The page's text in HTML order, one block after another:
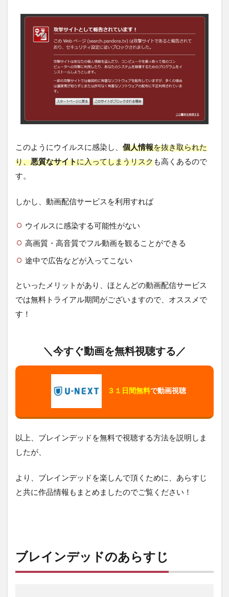
このようにウイルスに感染し、 個人情報を抜き取られた
り、悪質なサイトに入ってしまうリスクも高くあるので
す。
しかし、動画配信サービスを利用すれば
ウイルスに感染する可能性がない
高画質・高音質でフル動画を観ることができる
途中で広告などが入ってこない
といったメリットがあり、ほとんどの動画配信サービス
では無料トライアル期間がございますので、オススメで
す！
＼今すぐ動画を無料視聴する／
３１日間無料で動画視聴
以上、ブレインデッドを無料で視聴する方法を説明しま
したが、
より、ブレインデッドを楽しんで頂くために、あらすじ
と共に作品情報もまとめましたのでご覧ください！
ブレインデッドのあらすじ